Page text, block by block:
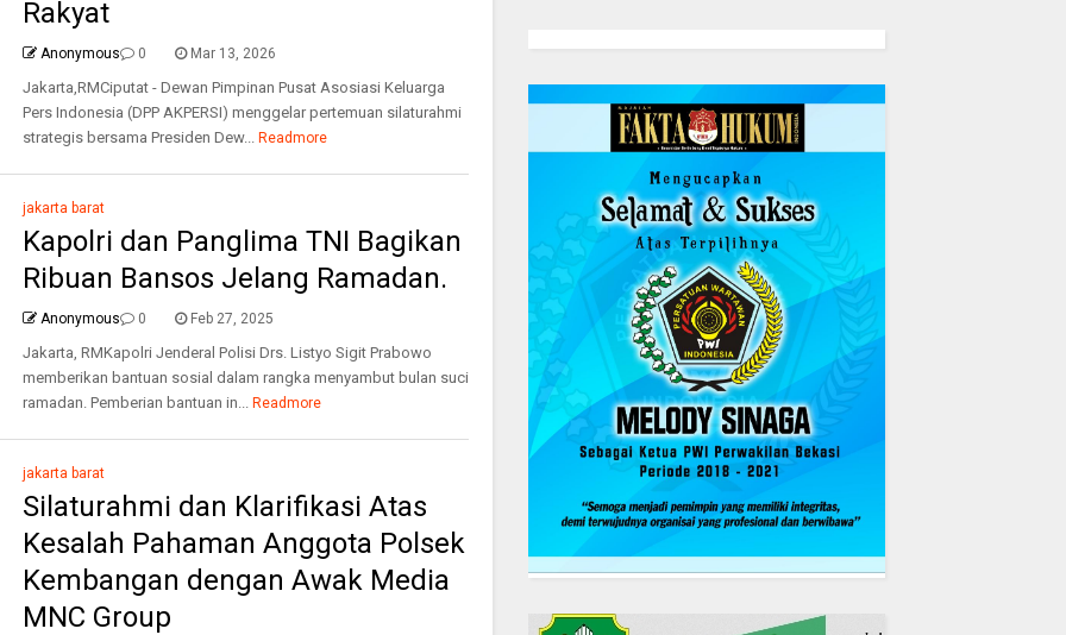
Rakyat
Anonymous 0 Mar 13, 2026
Jakarta,RMCiputat - Dewan Pimpinan Pusat Asosiasi Keluarga
Pers Indonesia (DPP AKPERSI) menggelar pertemuan silaturahmi
strategis bersama Presiden Dew... Readmore
jakarta barat
Kapolri dan Panglima TNI Bagikan
Ribuan Bansos Jelang Ramadan.
Anonymous 0 Feb 27, 2025
Jakarta, RMKapolri Jenderal Polisi Drs. Listyo Sigit Prabowo
memberikan bantuan sosial dalam rangka menyambut bulan suci
ramadan. Pemberian bantuan in... Readmore
jakarta barat
Silaturahmi dan Klarifikasi Atas
Kesalah Pahaman Anggota Polsek
Kembangan dengan Awak Media
MNC Group